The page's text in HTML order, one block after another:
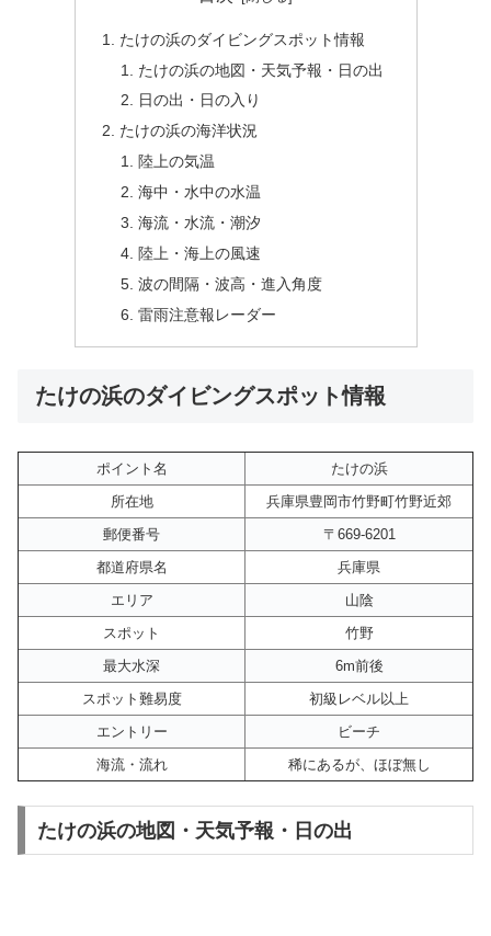
たけの浜のダイビングスポット情報
たけの浜の地図・天気予報・日の出
日の出・日の入り
たけの浜の海洋状況
陸上の気温
海中・水中の水温
海流・水流・潮汐
陸上・海上の風速
波の間隔・波高・進入角度
雷雨注意報レーダー
たけの浜のダイビングスポット情報
ポイント名
たけの浜
所在地
兵庫県豊岡市竹野町竹野近郊
郵便番号
〒669-6201
都道府県名
兵庫県
エリア
山陰
スポット
竹野
最大水深
6m前後
スポット難易度
初級レベル以上
エントリー
ビーチ
海流・流れ
稀にあるが、ほぼ無し
たけの浜の地図・天気予報・日の出